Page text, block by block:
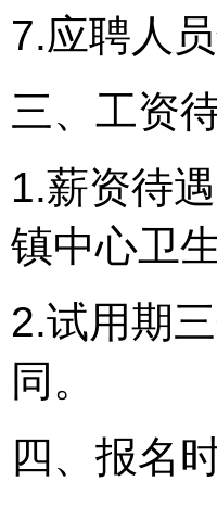
7.应聘人
三、工资
1.薪资待
镇中心卫
2.试用期
同。
四、报名